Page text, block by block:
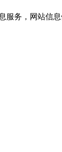
服务，网站信